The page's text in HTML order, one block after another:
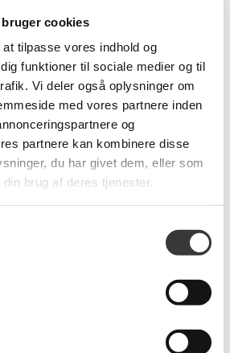
bruger cookies
tilpasse vores indhold og
funktioner til sociale medier og til
Vi deler også oplysninger om
med vores partnere inden
og
partnere kan kombinere disse
du har givet dem, eller som
brug af deres tjenester.
produkter
10.849,00 DKK